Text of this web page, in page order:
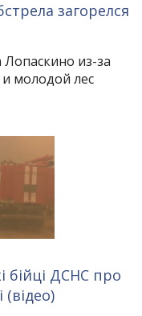
загорелся
Лопаскино из-за
и молодой лес
бійці ДСНС про